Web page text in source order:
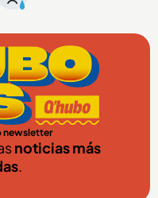
newsletter
noticias más
.